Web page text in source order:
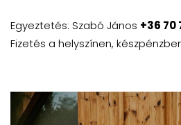
Egyeztetés: Szabó János +36 70
Fizetés a helyszínen,